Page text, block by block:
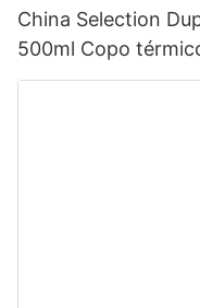
China Selection
500ml Copo
de água